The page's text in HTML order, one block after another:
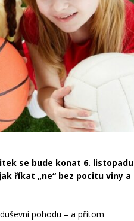
se bude konat 6. listopadu
říkat „ne“ bez pocitu viny a
pohodu – a přitom